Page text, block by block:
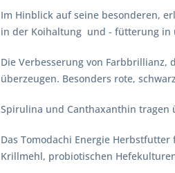
Im Hinblick auf seine besonderen,
in der Koihaltung und - fütterung in
Die Verbesserung von Farbbrillianz,
überzeugen. Besonders rote,
Spirulina und Canthaxanthin tragen
Das Tomodachi Energie
Krillmehl, probiotischen